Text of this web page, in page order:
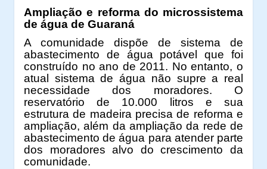
Ampliação e reforma do microssistema
de água de Guaraná
A comunidade dispõe de sistema de
abastecimento de água potável que foi
construído no ano de 2011. No entanto, o
atual sistema de água não supre a real
necessidade dos moradores. O
reservatório de 10.000 litros e sua
estrutura de madeira precisa de reforma e
ampliação, além da ampliação da rede de
abastecimento de água para atender parte
dos moradores alvo do crescimento da
comunidade.